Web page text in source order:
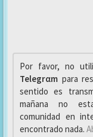
Por favor, no
Telegrαm para
sentido es
mañana no
comunidad en
encontrado nada.